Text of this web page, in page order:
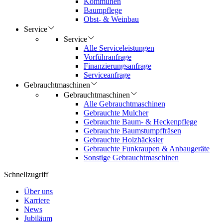
Baumpflege
Obst- & Weinbau
Service
Service
Alle Serviceleistungen
Vorführanfrage
Finanzierungsanfrage
Serviceanfrage
Gebrauchtmaschinen
Gebrauchtmaschinen
Alle Gebrauchtmaschinen
Gebrauchte Mulcher
Gebrauchte Baum- & Heckenpflege
Gebrauchte Baumstumpffräsen
Gebrauchte Holzhäcksler
Gebrauchte Funkraupen & Anbaugeräte
Sonstige Gebrauchtmaschinen
Schnellzugriff
Über uns
Karriere
News
Jubiläum